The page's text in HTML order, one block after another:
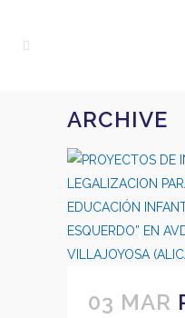
ARCHIVE
03 MAR